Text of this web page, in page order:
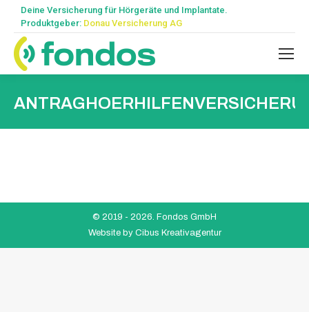
Deine Versicherung für Hörgeräte und Implantate.
Produktgeber: Donau Versicherung AG
© 2019 - 2026. Fondos GmbH
Website by Cibus Kreativagentur